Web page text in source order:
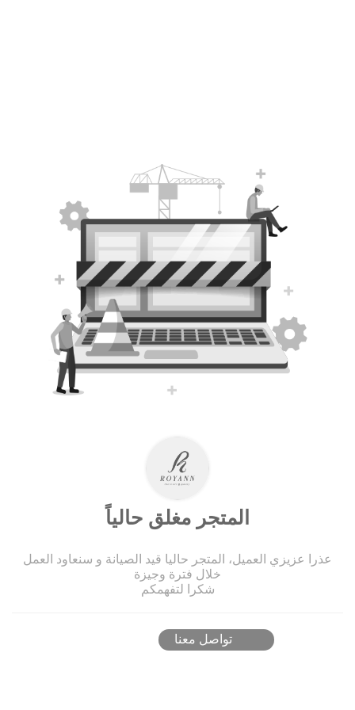
المتجر مغلق حالياً
عذرا عزيزي العميل، المتجر حاليا قيد الصيانة و سنعاود العمل
خلال فترة وجيزة
شكرا لتفهمكم
تواصل معنا